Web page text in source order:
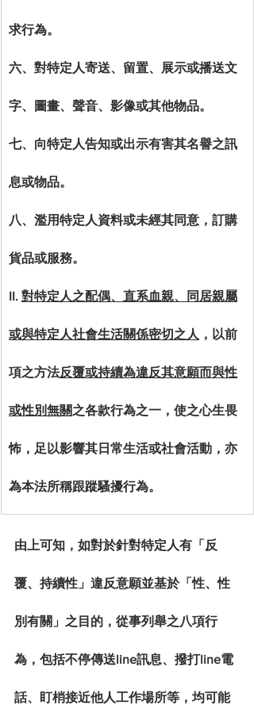
求行為。
六、對特定人寄送、留置、展示或播送文
字、圖畫、聲音、影像或其他物品。
七、向特定人告知或出示有害其名譽之訊
息或物品。
八、濫用特定人資料或未經其同意，訂購
貨品或服務。
II. 對特定人之配偶、直系血親、同居親屬
或與特定人社會生活關係密切之人 ，以前
項之方法反覆或持續為違反其意願而與性
或性別無關之各款行為之一，使之心生畏
怖，足以影響其日常生活或社會活動，亦
為本法所稱跟蹤騷擾行為。
由上可知，如對於針對特定人有「 反
覆、持續性」違反意願並基於「性、性
別有關」之目的，從事列舉之八項行
為，包括不停傳送line訊息、撥打line電
話、盯梢接近他人工作場所等，均可能